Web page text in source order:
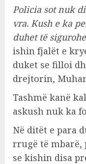
Policia sot nuk
vra. Kush e ka
duhet të
ishin fjalët e
duket se filloi
drejtorin,
Tashmë kanë
askush nuk ka
Në ditët e para
rrugë të mbarë,
se kishin disa